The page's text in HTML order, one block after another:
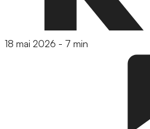
18 mai 2026 - 7 min